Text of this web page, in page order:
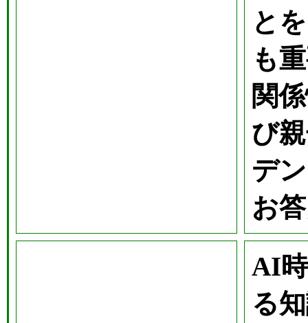
と
も
関
び
デ
お
AI
る